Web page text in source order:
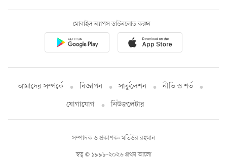
মোবাইল অ্যাপস ডাউনলোড করুন
আমাদের সম্পর্কে বিজ্ঞাপন সার্কুলেশন
নীতি ও শর্ত
যোগাযোগ
নিউজলেটার
স্বত্ব © ১৯৯৮-২০২৬ প্রথম আলো
সম্পাদক ও প্রকাশক: মতিউর রহমান